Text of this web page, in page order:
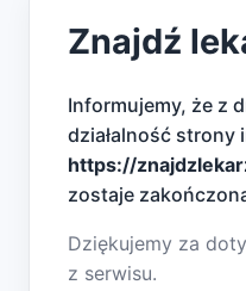
Znajdź
Informujemy, że z
działalność strony
https://
zostaje
Dziękujemy za
z serwisu.